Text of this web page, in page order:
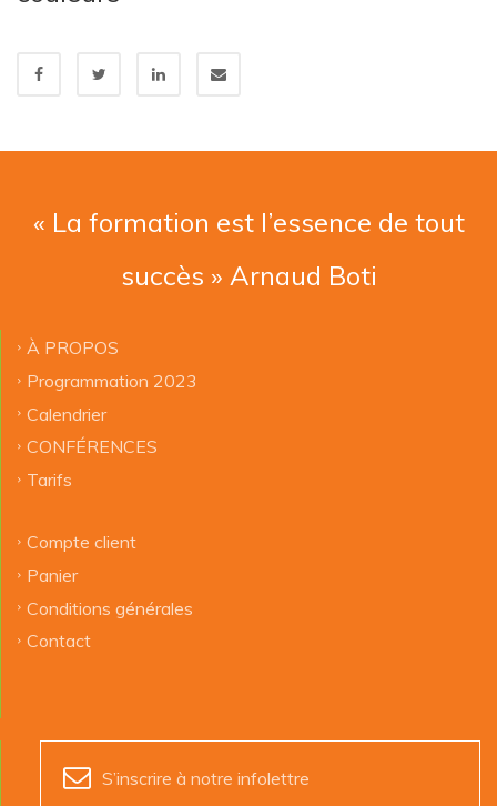
« La formation est l’essence de tout
succès » Arnaud Boti
À PROPOS
Programmation 2023
Calendrier
CONFÉRENCES
Tarifs
Compte client
Panier
Conditions générales
Contact
S’inscrire à notre infolettre